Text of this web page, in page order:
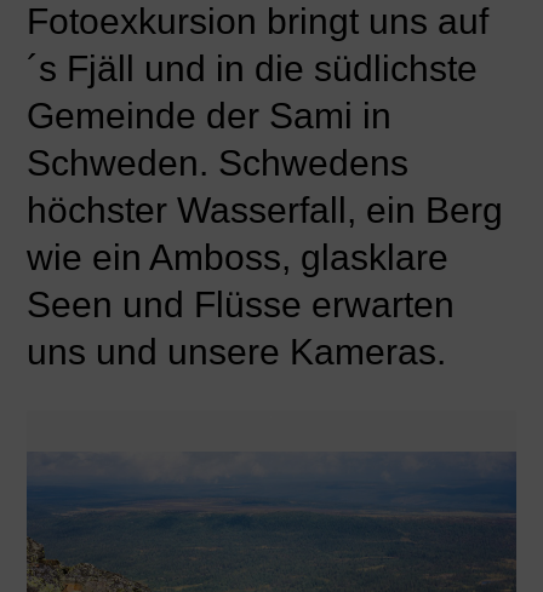
Fotoexkursion bringt uns auf
´s Fjäll und in die südlichste
Gemeinde der Sami in
Schweden. Schwedens
höchster Wasserfall, ein Berg
wie ein Amboss, glasklare
Seen und Flüsse erwarten
uns und unsere Kameras.